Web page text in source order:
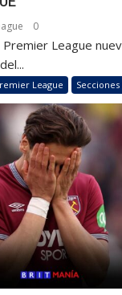
0
Premier League
League Secciones